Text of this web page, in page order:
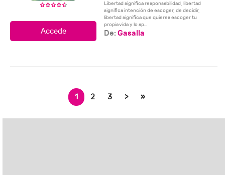
Libertad significa responsabilidad, libertad
significa intención de escoger, de decidir,
libertad significa que quieres escoger tu
propia vida y lo ap...
De:Gasalla
1 2 3 > »